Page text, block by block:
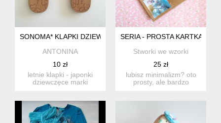
SONOMA* KLAPKI DZIEWCZĘCE
ANTONINA
10 zł
letnie klapki - japonki
dziewczęce marki
SERIA - PROSTA KARTKA I
Stworki we wzorki
25 zł
lubisz minimalizm? oto
prosty, ale bardzo